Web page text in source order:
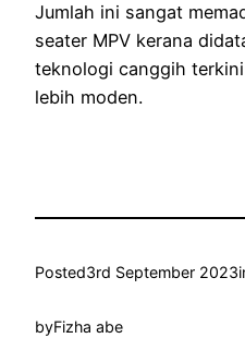
Jumlah ini sangat
seater MPV kerana
teknologi canggih
lebih moden.
Posted3rd September 2023
byFizha abe